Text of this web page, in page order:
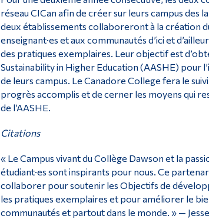
réseau CICan afin de créer sur leurs campus
deux établissements collaboreront à la création
enseignant·es et aux communautés d’ici et
des pratiques exemplaires. Leur objectif est
Sustainability in Higher Education (AASHE) pour
de leurs campus. Le Canadore College fera le
progrès accomplis et de cerner les moyens qui
de l’AASHE.
Citations
« Le Campus vivant du Collège Dawson et la
étudiant·es sont inspirants pour nous. Ce
collaborer pour soutenir les Objectifs de
les pratiques exemplaires et pour améliorer le
communautés et partout dans le monde. » —